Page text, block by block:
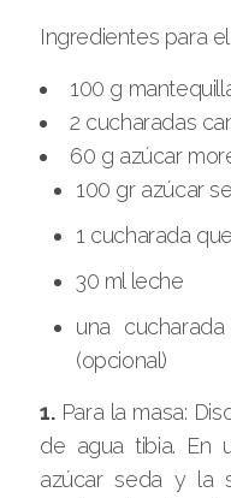
Ingredientes para
100 g
2 cucharadas
60 g azúcar
100 gr azúcar
1 cucharada
30 ml leche
una
(opcional)
1.Para la masa:
de agua tibia. En
azúcar seda y la